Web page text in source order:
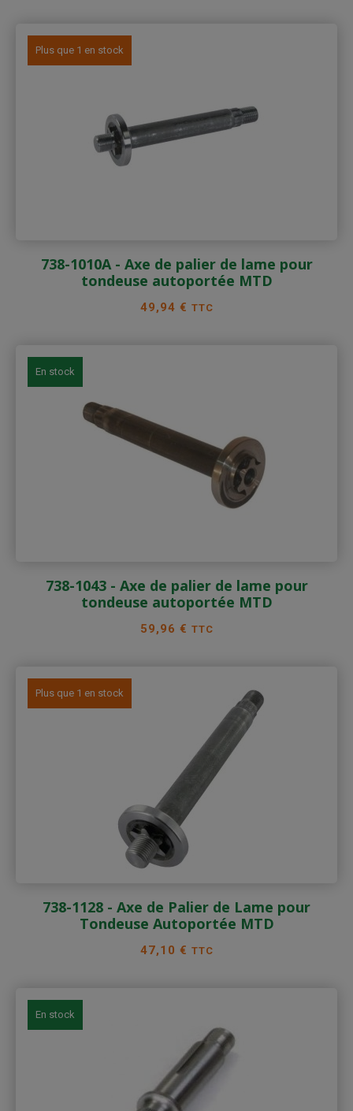
Plus que 1 en stock
738-1010A - Axe de palier de lame pour
tondeuse autoportée MTD
Prix
49,94 € TTC
En stock
738-1043 - Axe de palier de lame pour
tondeuse autoportée MTD
Prix
59,96 € TTC
Plus que 1 en stock
738-1128 - Axe de Palier de Lame pour
Tondeuse Autoportée MTD
Prix
47,10 € TTC
En stock